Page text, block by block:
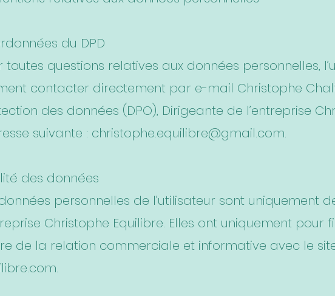
du DPD
toutes questions relatives aux données personnelles,
contacter directement par e-mail Christophe
des données (DPO), Dirigeante de l’entreprise
suivante : christophe.equilibre@gmail.com.
des données
personnelles de l’utilisateur sont uniquement
Christophe Equilibre. Elles ont uniquement pour
de la relation commerciale et informative avec le
.